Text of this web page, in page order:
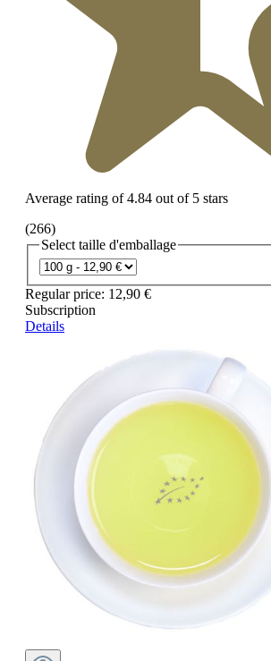
Average rating of 4.84 out of 5 stars
(266)
Select taille d'emballage
Regular price: 12,90 €
Subscription
Details